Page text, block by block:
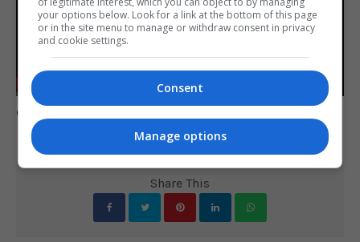
Play Settings
Enter
Play
Comente esta notícia no Fórum Outer Space
Share This
your options below. Look for a link at the bottom of this page
or in the site menu to manage or withdraw consent in privacy
and cookie settings.
Consent
Manage options